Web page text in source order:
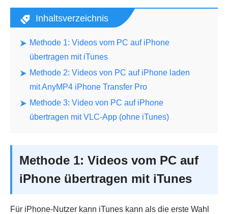
Inhaltsverzeichnis
Methode 1: Videos vom PC auf iPhone
übertragen mit iTunes
Methode 2: Videos von PC auf iPhone laden
mit AnyMP4 iPhone Transfer Pro
Methode 3: Video von PC auf iPhone
übertragen mit VLC-App (ohne iTunes)
Methode 1: Videos vom PC auf
iPhone übertragen mit iTunes
Für iPhone-Nutzer kann iTunes kann als die erste Wahl